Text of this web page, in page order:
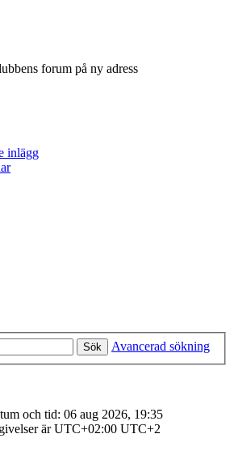
forum på ny adress
inlägg
Sök Avancerad sökning
och tid: 06 aug 2026, 19:35
är UTC+02:00 UTC+2